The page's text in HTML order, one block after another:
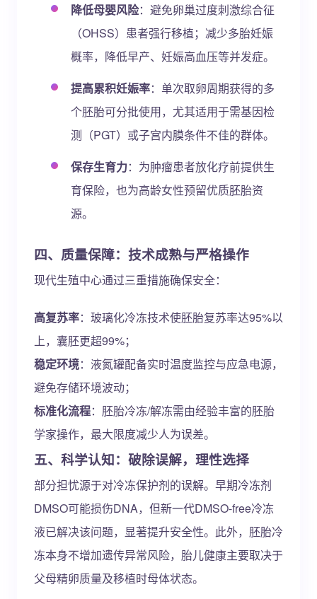
降低母婴风险：避免卵巢过度刺激综合征
（OHSS）患者强行移植；减少多胎妊娠
概率，降低早产、妊娠高血压等并发症。
提高累积妊娠率：单次取卵周期获得的多
个胚胎可分批使用，尤其适用于需基因检
测（PGT）或子宫内膜条件不佳的群体。
保存生育力：为肿瘤患者放化疗前提供生
育保险，也为高龄女性预留优质胚胎资
源。
四、质量保障：技术成熟与严格操作
现代生殖中心通过三重措施确保安全：
高复苏率：玻璃化冷冻技术使胚胎复苏率达95%以
上，囊胚更超99%；
稳定环境：液氮罐配备实时温度监控与应急电源，
避免存储环境波动；
标准化流程：胚胎冷冻/解冻需由经验丰富的胚胎
学家操作，最大限度减少人为误差。
五、科学认知：破除误解，理性选择
部分担忧源于对冷冻保护剂的误解。早期冷冻剂
DMSO可能损伤DNA，但新一代DMSO-free冷冻
液已解决该问题，显著提升安全性。此外，胚胎冷
冻本身不增加遗传异常风险，胎儿健康主要取决于
父母精卵质量及移植时母体状态。